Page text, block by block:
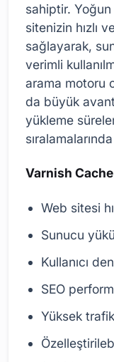
sahiptir. Yoğun
sitenizin hızlı
sağlayarak,
verimli
arama motoru
da büyük
yükleme
Varnish
Web sitesi
Sunucu
Kullanıcı
SEO
Yüksek